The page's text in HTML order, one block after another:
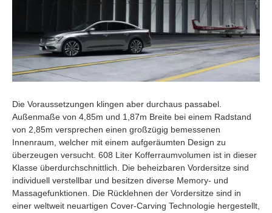
Die Voraussetzungen klingen aber durchaus passabel.
Außenmaße von 4,85m und 1,87m Breite bei einem Radstand
von 2,85m versprechen einen großzügig bemessenen
Innenraum, welcher mit einem aufgeräumten Design zu
überzeugen versucht. 608 Liter Kofferraumvolumen ist in dieser
Klasse überdurchschnittlich. Die beheizbaren Vordersitze sind
individuell verstellbar und besitzen diverse Memory- und
Massagefunktionen. Die Rücklehnen der Vordersitze sind in
einer weltweit neuartigen Cover-Carving Technologie hergestellt,